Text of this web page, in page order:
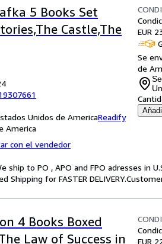
5 Books Set
Castle,The
Unidos de AmericaReadify
America
con el vendedor
EUR
Se
de
ship to PO , APO and FPO adresses in
Shipping for FASTER
4 Books Boxed
Law of Success in
EUR